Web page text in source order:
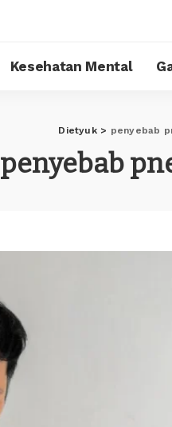
Kesehatan Mental
Dietyuk> penyebab
penyebab